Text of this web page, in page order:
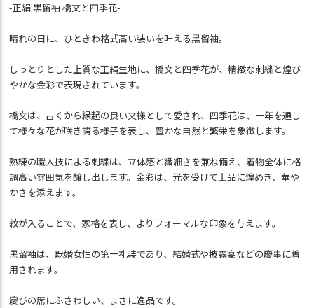
-正絹 黒留袖 橋文と四季花-
晴れの日に、ひときわ格式高い装いを叶える黒留袖。
しっとりとした上質な正絹生地に、橋文と四季花が、精緻な刺繍と煌び
やかな金彩で表現されています。
橋文は、古くから縁起の良い文様として愛され、四季花は、一年を通し
て様々な花が咲き誇る様子を表し、豊かな自然と繁栄を象徴します。
熟練の職人技による刺繍は、立体感と繊細さを兼ね備え、着物全体に格
調高い雰囲気を醸し出します。金彩は、光を受けて上品に煌めき、華や
かさを添えます。
紋が入ることで、家格を表し、よりフォーマルな印象を与えます。
黒留袖は、既婚女性の第一礼装であり、結婚式や披露宴などの慶事に着
用されます。
慶びの席にふさわしい、まさに逸品です。